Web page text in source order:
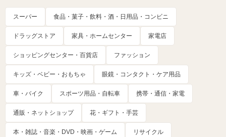
スーパー 食品・菓子・飲料・酒・日用品・コンビニ
ドラッグストア 家具・ホームセンター 家電店
ショッピングセンター・百貨店 ファッション
キッズ・ベビー・おもちゃ 眼鏡・コンタクト・ケア用品
車・バイク スポーツ用品・自転車 携帯・通信・家電
通販・ネットショップ 花・ギフト・手芸
本・雑誌・音楽・DVD・映画・ゲーム リサイクル